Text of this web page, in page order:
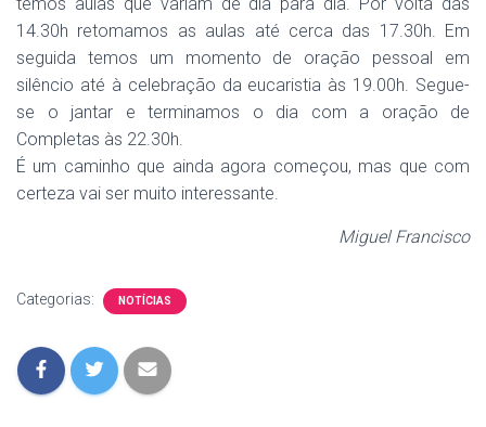
14.30h retomamos as aulas até cerca das 17.30h. Em
seguida temos um momento de oração pessoal em
silêncio até à celebração da eucaristia às 19.00h. Segue-
se o jantar e terminamos o dia com a oração de
Completas às 22.30h.
É um caminho que ainda agora começou, mas que com
certeza vai ser muito interessante.
Miguel Francisco
Categorias: NOTÍCIAS